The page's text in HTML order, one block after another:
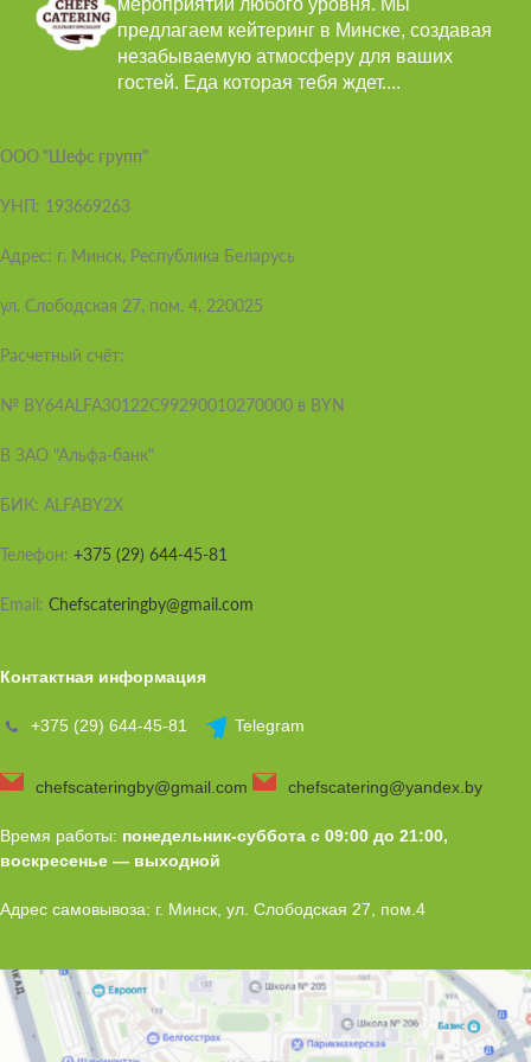
мероприятий любого уровня. Мы
предлагаем кейтеринг в Минске, создавая
незабываемую атмосферу для ваших
гостей. Еда которая тебя ждет....
ООО "Шефс групп"
УНП: 193669263
Адрес: г. Минск, Республика Беларусь
ул. Слободская 27, пом. 4, 220025
Расчетный счёт:
№ BY64ALFA30122C99290010270000 в BYN
В ЗАО "Альфа-банк"
БИК: ALFABY2X
Телефон: +375 (29) 644-45-81
Email: Chefscateringby@gmail.com
Контактная информация
+375 (29) 644-45-81 Telegram
chefscateringby@gmail.com chefscatering@yandex.by
Время работы: понедельник-суббота с 09:00 до 21:00,
воскресенье — выходной
Адрес самовывоза: г. Минск, ул. Слободская 27, пом.4